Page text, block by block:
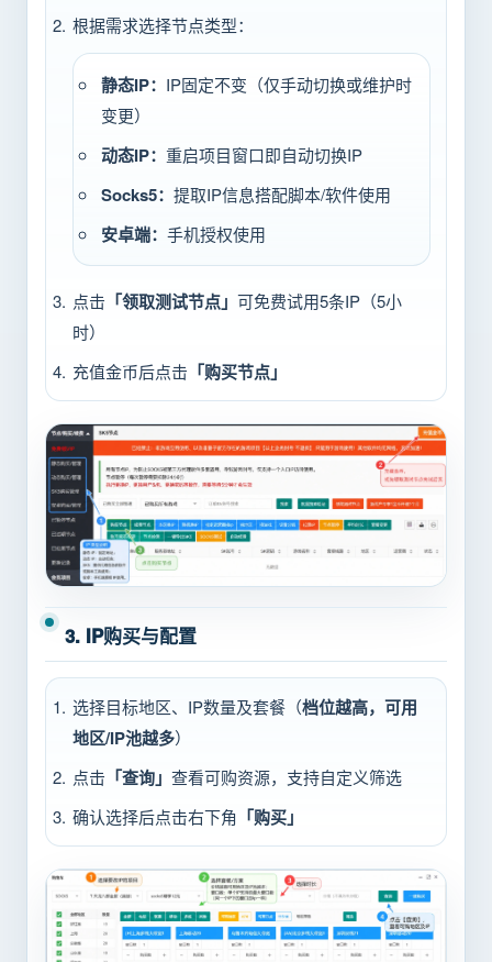
根据需求选择节点类型：
静态IP： IP固定不变（仅手动切换或维护时
变更）
动态IP： 重启项目窗口即自动切换IP
Socks5： 提取IP信息搭配脚本/软件使用
安卓端： 手机授权使用
点击 「领取测试节点」 可免费试用5条IP（5小
时）
充值金币后点击 「购买节点」
3. IP购买与配置
选择目标地区、IP数量及套餐（档位越高，可用
地区/IP池越多）
点击 「查询」 查看可购资源，支持自定义筛选
确认选择后点击右下角 「购买」